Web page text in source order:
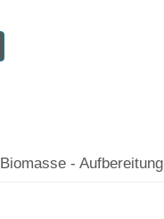
Biomasse - Aufbereitung